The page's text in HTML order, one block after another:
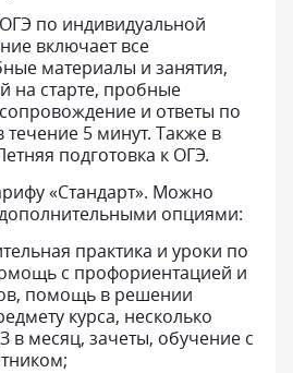
по индивидуальной
включает все
материалы и занятия,
на старте, пробные
и ответы по
5 минут. Также в
подготовка к ОГЭ.
«Стандарт». Можно
опциями:
практика и уроки по
с профориентацией и
помощь в решении
курса, несколько
в месяц, зачеты, обучение с